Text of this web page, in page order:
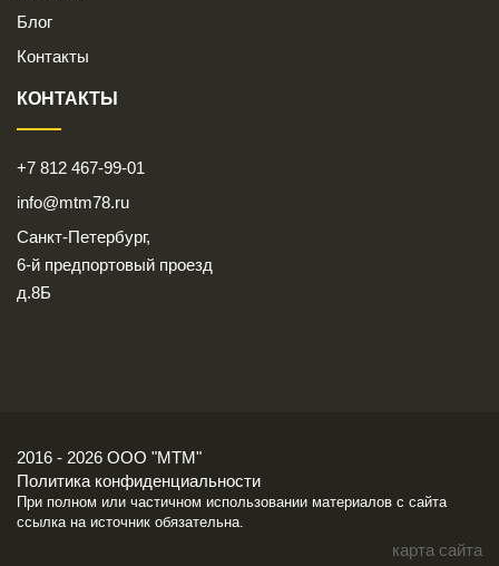
Блог
Контакты
КОНТАКТЫ
+7 812 467-99-01
info@mtm78.ru
Санкт-Петербург,
6-й предпортовый проезд
д.8Б
2016 - 2026 ООО "МТМ"
Политика конфиденциальности
При полном или частичном использовании материалов с сайта
ссылка на источник обязательна.
карта сайта